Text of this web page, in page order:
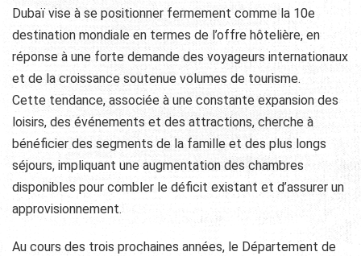
Dubaï vise à se positionner fermement comme la 10e
destination mondiale en termes de l’offre hôtelière, en
réponse à une forte demande des voyageurs internationaux
et de la croissance soutenue volumes de tourisme.
Cette tendance, associée à une constante expansion des
loisirs, des événements et des attractions, cherche à
bénéficier des segments de la famille et des plus longs
séjours, impliquant une augmentation des chambres
disponibles pour combler le déficit existant et d’assurer un
approvisionnement.
Au cours des trois prochaines années, le Département de